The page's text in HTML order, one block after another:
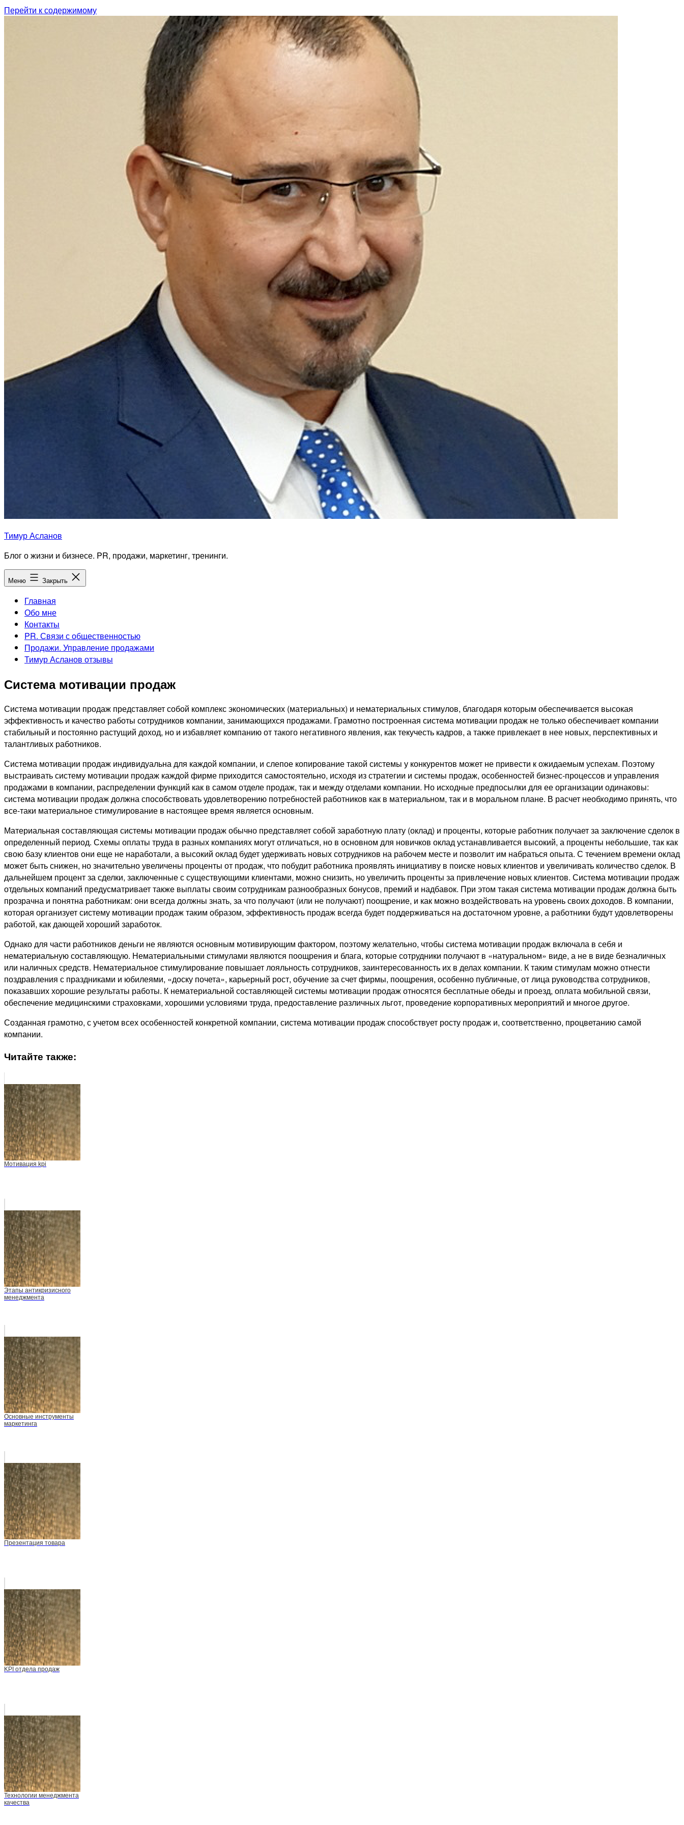
Перейти к содержимому
Тимур Асланов
Блог о жизни и бизнесе. PR, продажи, маркетинг, тренинги.
Меню Закрыть
Главная
Обо мне
Контакты
PR. Связи с общественностью
Продажи. Управление продажами
Тимур Асланов отзывы
Система мотивации продаж
Система мотивации продаж представляет собой комплекс экономических (материальных) и нематериальных стимулов, благодаря которым обеспечивается высокая
эффективность и качество работы сотрудников компании, занимающихся продажами. Грамотно построенная система мотивации продаж не только обеспечивает компании
стабильный и постоянно растущий доход, но и избавляет компанию от такого негативного явления, как текучесть кадров, а также привлекает в нее новых, перспективных и
талантливых работников.
Система мотивации продаж индивидуальна для каждой компании, и слепое копирование такой системы у конкурентов может не привести к ожидаемым успехам. Поэтому
выстраивать систему мотивации продаж каждой фирме приходится самостоятельно, исходя из стратегии и системы продаж, особенностей бизнес-процессов и управления
продажами в компании, распределении функций как в самом отделе продаж, так и между отделами компании. Но исходные предпосылки для ее организации одинаковы:
система мотивации продаж должна способствовать удовлетворению потребностей работников как в материальном, так и в моральном плане. В расчет необходимо принять, что
все-таки материальное стимулирование в настоящее время является основным.
Материальная составляющая системы мотивации продаж обычно представляет собой заработную плату (оклад) и проценты, которые работник получает за заключение сделок в
определенный период. Схемы оплаты труда в разных компаниях могут отличаться, но в основном для новичков оклад устанавливается высокий, а проценты небольшие, так как
свою базу клиентов они еще не наработали, а высокий оклад будет удерживать новых сотрудников на рабочем месте и позволит им набраться опыта. С течением времени оклад
может быть снижен, но значительно увеличены проценты от продаж, что побудит работника проявлять инициативу в поиске новых клиентов и увеличивать количество сделок. В
дальнейшем процент за сделки, заключенные с существующими клиентами, можно снизить, но увеличить проценты за привлечение новых клиентов. Система мотивации продаж
отдельных компаний предусматривает также выплаты своим сотрудникам разнообразных бонусов, премий и надбавок. При этом такая система мотивации продаж должна быть
прозрачна и понятна работникам: они всегда должны знать, за что получают (или не получают) поощрение, и как можно воздействовать на уровень своих доходов. В компании,
которая организует систему мотивации продаж таким образом, эффективность продаж всегда будет поддерживаться на достаточном уровне, а работники будут удовлетворены
работой, как дающей хороший заработок.
Однако для части работников деньги не являются основным мотивирующим фактором, поэтому желательно, чтобы система мотивации продаж включала в себя и
нематериальную составляющую. Нематериальными стимулами являются поощрения и блага, которые сотрудники получают в «натуральном» виде, а не в виде безналичных
или наличных средств. Нематериальное стимулирование повышает лояльность сотрудников, заинтересованность их в делах компании. К таким стимулам можно отнести
поздравления с праздниками и юбилеями, «доску почета», карьерный рост, обучение за счет фирмы, поощрения, особенно публичные, от лица руководства сотрудников,
показавших хорошие результаты работы. К нематериальной составляющей системы мотивации продаж относятся бесплатные обеды и проезд, оплата мобильной связи,
обеспечение медицинскими страховками, хорошими условиями труда, предоставление различных льгот, проведение корпоративных мероприятий и многое другое.
Созданная грамотно, с учетом всех особенностей конкретной компании, система мотивации продаж способствует росту продаж и, соответственно, процветанию самой
компании.
Читайте также:
Мотивация kpi
Этапы антикризисного
менеджмента
Основные инструменты
маркетинга
Презентация товара
KPI отдела продаж
Технологии менеджмента
качества